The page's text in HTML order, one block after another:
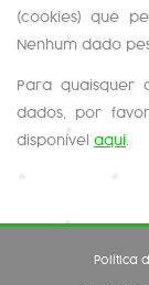
(cookies) que
Nenhum dado
Para quaisquer
dados, por
disponível aqui
Política